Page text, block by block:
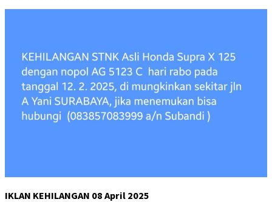
IKLAN KEHILANGAN 08 April 2025